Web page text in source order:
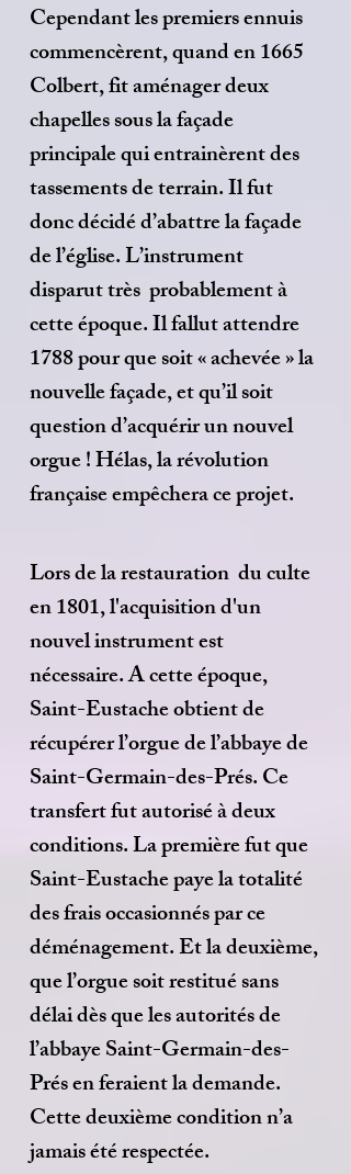
Cependant les premiers ennuis
commencèrent, quand en 1665
Colbert, fit aménager deux
chapelles sous la façade
principale qui entrainèrent des
tassements de terrain. Il fut
donc décidé d’abattre la façade
de l’église. L’instrument
disparut très probablement à
cette époque. Il fallut attendre
1788 pour que soit « achevée » la
nouvelle façade, et qu’il soit
question d’acquérir un nouvel
orgue ! Hélas, la révolution
française empêchera ce projet.
Lors de la restauration du culte
en 1801, l'acquisition d'un
nouvel instrument est
nécessaire. A cette époque,
Saint-Eustache obtient de
récupérer l’orgue de l’abbaye de
Saint-Germain-des-Prés. Ce
transfert fut autorisé à deux
conditions. La première fut que
Saint-Eustache paye la totalité
des frais occasionnés par ce
déménagement. Et la deuxième,
que l’orgue soit restitué sans
délai dès que les autorités de
l’abbaye Saint-Germain-des-
Prés en feraient la demande.
Cette deuxième condition n’a
jamais été respectée.